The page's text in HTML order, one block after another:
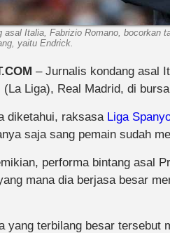
asal Italia, Fabrizio Romano, bocorkan
yaitu Endrick.
– Jurnalis kondang asal
(La Liga), Real Madrid, di
diketahui, raksasa Liga
saja sang pemain sudah
performa bintang asal
mana dia berjasa besar
yang terbilang besar tersebut